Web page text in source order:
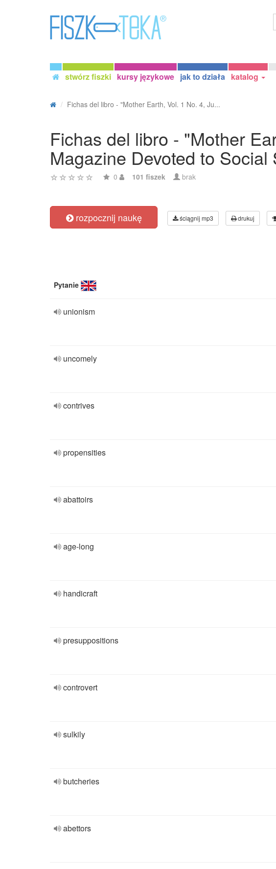
stwórz fiszki kursy językowe jak to działa katalog
Fichas del libro - "Mother Earth, Vol. 1 No. 4, Ju...
Fichas del libro - "Mother
Magazine Devoted to
0 101 fiszek brak
rozpocznij naukę ściągnij mp3 drukuj
Pytanie
unionism
uncomely
contrives
propensities
abattoirs
age-long
handicraft
presuppositions
controvert
sulkily
butcheries
abettors